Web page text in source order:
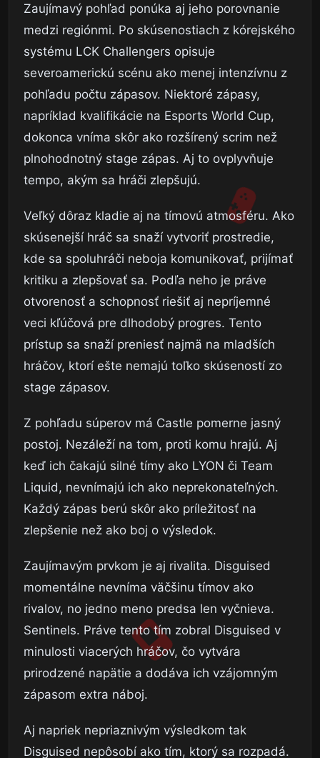
Zaujímavý pohľad ponúka aj jeho porovnanie
medzi regiónmi. Po skúsenostiach z kórejského
systému LCK Challengers opisuje
severoamerickú scénu ako menej intenzívnu z
pohľadu počtu zápasov. Niektoré zápasy,
napríklad kvalifikácie na Esports World Cup,
dokonca vníma skôr ako rozšírený scrim než
plnohodnotný stage zápas. Aj to ovplyvňuje
tempo, akým sa hráči zlepšujú.
Veľký dôraz kladie aj na tímovú atmosféru. Ako
skúsenejší hráč sa snaží vytvoriť prostredie,
kde sa spoluhráči neboja komunikovať, prijímať
kritiku a zlepšovať sa. Podľa neho je práve
otvorenosť a schopnosť riešiť aj nepríjemné
veci kľúčová pre dlhodobý progres. Tento
prístup sa snaží preniesť najmä na mladších
hráčov, ktorí ešte nemajú toľko skúseností zo
stage zápasov.
Z pohľadu súperov má Castle pomerne jasný
postoj. Nezáleží na tom, proti komu hrajú. Aj
keď ich čakajú silné tímy ako LYON či Team
Liquid, nevnímajú ich ako neprekonateľných.
Každý zápas berú skôr ako príležitosť na
zlepšenie než ako boj o výsledok.
Zaujímavým prvkom je aj rivalita. Disguised
momentálne nevníma väčšinu tímov ako
rivalov, no jedno meno predsa len vyčnieva.
Sentinels. Práve tento tím zobral Disguised v
minulosti viacerých hráčov, čo vytvára
prirodzené napätie a dodáva ich vzájomným
zápasom extra náboj.
Aj napriek nepriaznivým výsledkom tak
Disguised nepôsobí ako tím, ktorý sa rozpadá.